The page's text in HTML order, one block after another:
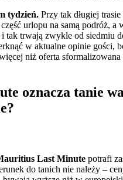
tydzień. Przy tak długiej
urlopu na samą podróż, a
tak trwają zwykle od siedmiu
w aktualne opinie gości,
niż oferta sformalizowana
oznacza tanie
Last Minute potrafi
do tanich nie należy –